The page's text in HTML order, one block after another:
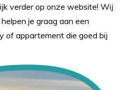
verder op onze website! Wij
je graag aan een
of appartement die goed bij